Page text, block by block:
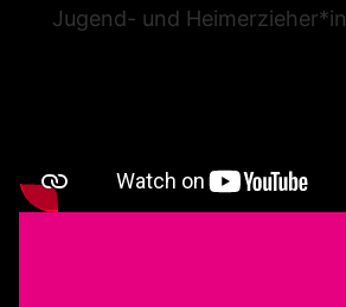
Jugend- und Heimerzieher*in